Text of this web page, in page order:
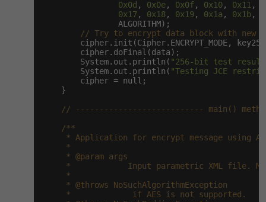
0x0d , 0x0e, 0x0f , 0x10, 0x11 ,
0x17 , 0x18, 0x19, 0x1a , 0x1b,
                ALGORITHM);
// Try to encrypt data block with new
cipher.init(Cipher.ENCRYPT_MODE,
        cipher.doFinal(data);
        System.out.println(
"256-bit test
        System.out.println(
"Testing JCE
        cipher = null;
    }
// --------------------------- main()
/**
* Application for encrypt message using
     *
     * @param args
*            Input parametric XML file.
     *
     * @throws NoSuchAlgorithmException
     *             if AES is not supported.